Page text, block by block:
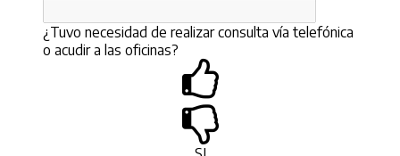
¿Tuvo necesidad de realizar consulta vía telefónica
o acudir a las oficinas?